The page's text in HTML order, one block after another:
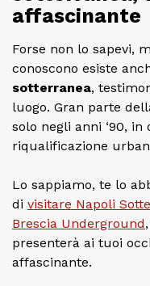
affascinante
Forse non lo sapevi,
conoscono esiste
sotterranea,
luogo. Gran parte
solo negli anni ‘90,
riqualificazione
Lo sappiamo, te lo
di visitare Napoli
Brescia Underground
presenterà ai tuoi
affascinante.